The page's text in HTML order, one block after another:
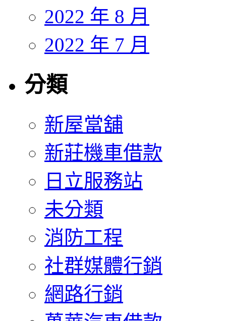
2022 年 8 月
2022 年 7 月
分類
新屋當舖
新莊機車借款
日立服務站
未分類
消防工程
社群媒體行銷
網路行銷